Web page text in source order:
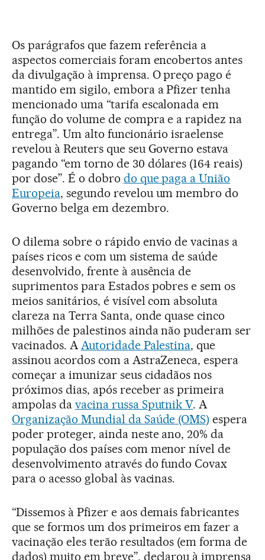
Os parágrafos que fazem referência a
aspectos comerciais foram encobertos antes
da divulgação à imprensa. O preço pago é
mantido em sigilo, embora a Pfizer tenha
mencionado uma “tarifa escalonada em
função do volume de compra e a rapidez na
entrega”. Um alto funcionário israelense
revelou à Reuters que seu Governo estava
pagando “em torno de 30 dólares (164 reais)
por dose”. É o dobro do que paga a União
Europeia, segundo revelou um membro do
Governo belga em dezembro.
O dilema sobre o rápido envio de vacinas a
países ricos e com um sistema de saúde
desenvolvido, frente à ausência de
suprimentos para Estados pobres e sem os
meios sanitários, é visível com absoluta
clareza na Terra Santa, onde quase cinco
milhões de palestinos ainda não puderam ser
vacinados. AAutoridade Palestina, que
assinou acordos com a AstraZeneca, espera
começar a imunizar seus cidadãos nos
próximos dias, após receber as primeira
ampolas da vacina russa Sputnik V. A
Organização Mundial da Saúde (OMS) espera
poder proteger, ainda neste ano, 20% da
população dos países com menor nível de
desenvolvimento através do fundo Covax
para o acesso global às vacinas.
“Dissemos à Pfizer e aos demais fabricantes
que se formos um dos primeiros em fazer a
vacinação eles terão resultados (em forma de
dados) muito em breve”, declarou à imprensa